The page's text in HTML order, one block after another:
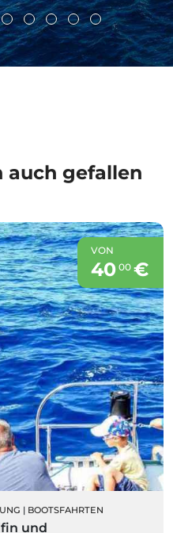
into
was beautiful.
crew.
auch gefallen
VON
40 00€
| BOOTSFAHRTEN
und